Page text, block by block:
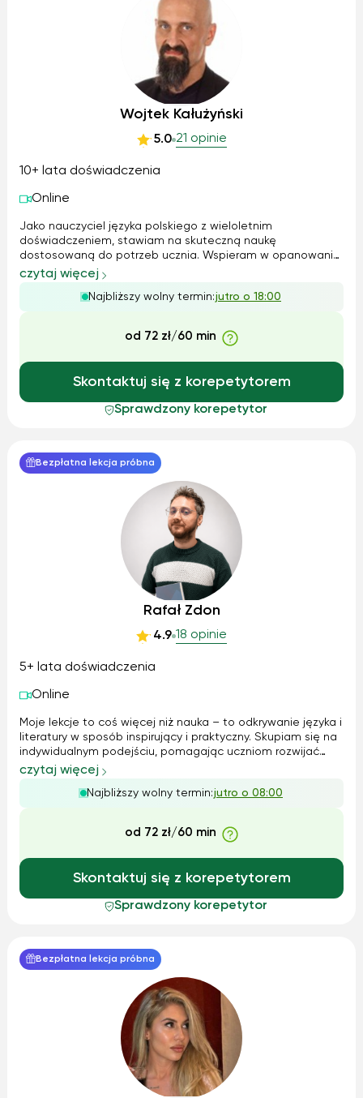
Wojtek Kałużyński
5.0 21 opinie
10+ lata doświadczenia
Online
Jako nauczyciel języka polskiego z wieloletnim
doświadczeniem, stawiam na skuteczną naukę
dostosowaną do potrzeb ucznia. Wspieram w opanowaniu
materiału, analizie lektur, poprawnym formułowaniu
wypowiedzi oraz przygotowaniu do egzaminów
ósmoklasisty i matury. Korzystam z różnorodnych metod, w
tym na...
czytaj więcej
Najbliższy wolny termin:jutro o 18:00
od 72 zł/60 min
Skontaktuj się z korepetytorem
Sprawdzony korepetytor
Bezpłatna lekcja próbna
Rafał Zdon
4.9 18 opinie
5+ lata doświadczenia
Online
Moje lekcje to coś więcej niż nauka – to odkrywanie języka i
literatury w sposób inspirujący i praktyczny. Skupiam się na
indywidualnym podejściu, pomagając uczniom rozwijać
umiejętności pisemne i rozumienie tekstów. Wspólnie
opracujemy najlepszą strategię przygotowania do matury
lub egzaminu. Nauka...
czytaj więcej
Najbliższy wolny termin:jutro o 08:00
od 72 zł/60 min
Skontaktuj się z korepetytorem
Sprawdzony korepetytor
Bezpłatna lekcja próbna